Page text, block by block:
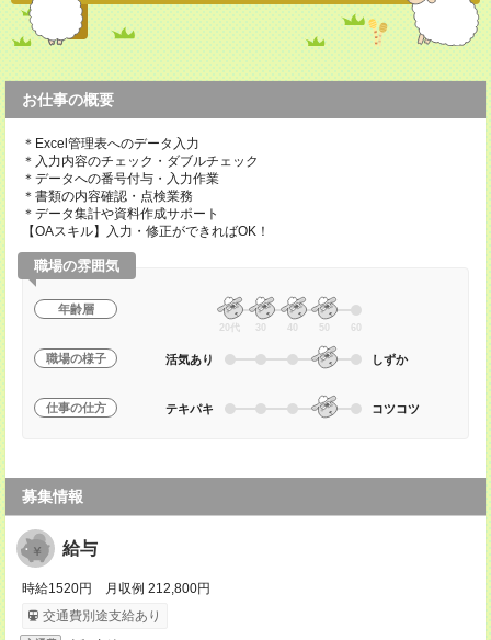
お仕事の概要
＊Excel管理表へのデータ入力
＊入力内容のチェック・ダブルチェック
＊データへの番号付与・入力作業
＊書類の内容確認・点検業務
＊データ集計や資料作成サポート
【OAスキル】入力・修正ができればOK！
職場の雰囲気
年齢層
20代 30 40 50 60
職場の様子 活気あり しずか
仕事の仕方 テキパキ コツコツ
募集情報
給与
時給1520円 月収例 212,800円
交通費別途支給あり